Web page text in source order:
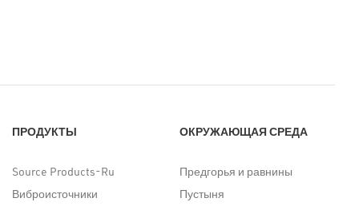
ПРОДУКТЫ
Source Products-Ru
Виброисточники
ОКРУЖАЮЩАЯ СРЕДА
Предгорья и равнины
Пустыня